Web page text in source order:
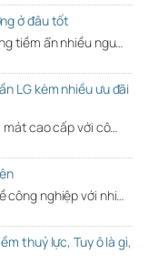
ở đâu tốt
tiềm ẩn nhiều ngu…
LG kèm nhiều ưu đãi
mát cao cấp với cô…
công nghiệp với nhi…
thuỷ lực, Tuy ô là gì,